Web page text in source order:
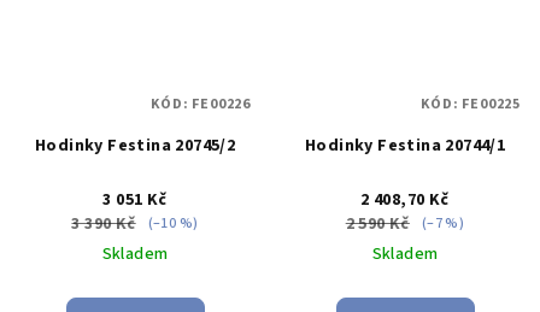
Hodinky Festina 20745/2
3 051 Kč
3 390 Kč
(–10 %)
Skladem
KÓD: FE00226
Hodinky Festina 20744/1
2 408,70 Kč
2 590 Kč (–7 %)
Skladem
KÓD: FE00225